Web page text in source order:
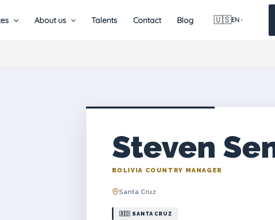
About us Talents Contact Blog 🇺🇸EN
Steven
BOLIVIA COUNTRY MANAGER
Santa Cruz
🇧🇴 SANTA CRUZ